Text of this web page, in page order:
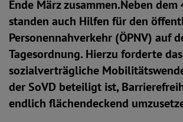
Ende März zusammen.Neben
standen auch Hilfen für den
Personennahverkehr (ÖPNV) auf
Tagesordnung. Hierzu forderte
sozialverträgliche
der SoVD beteiligt ist,
endlich flächendeckend